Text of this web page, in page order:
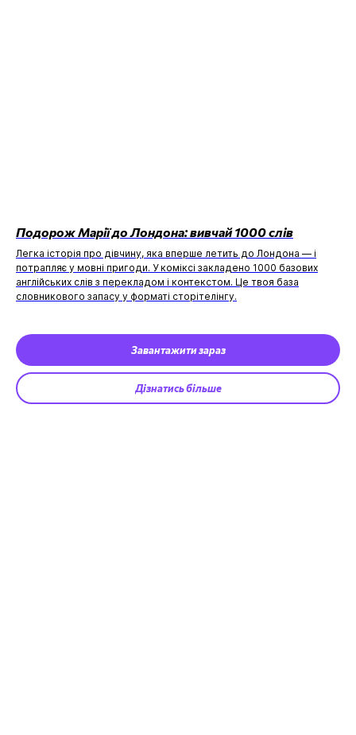
Подорож Марії до Лондона: вивчай 1000 слів
Легка історія про дівчину, яка вперше летить до Лондона — і
потрапляє у мовні пригоди. У коміксі закладено 1000 базових
англійських слів з перекладом і контекстом. Це твоя база
словникового запасу у форматі сторітелінгу.
Завантажити зараз
Дізнатись більше